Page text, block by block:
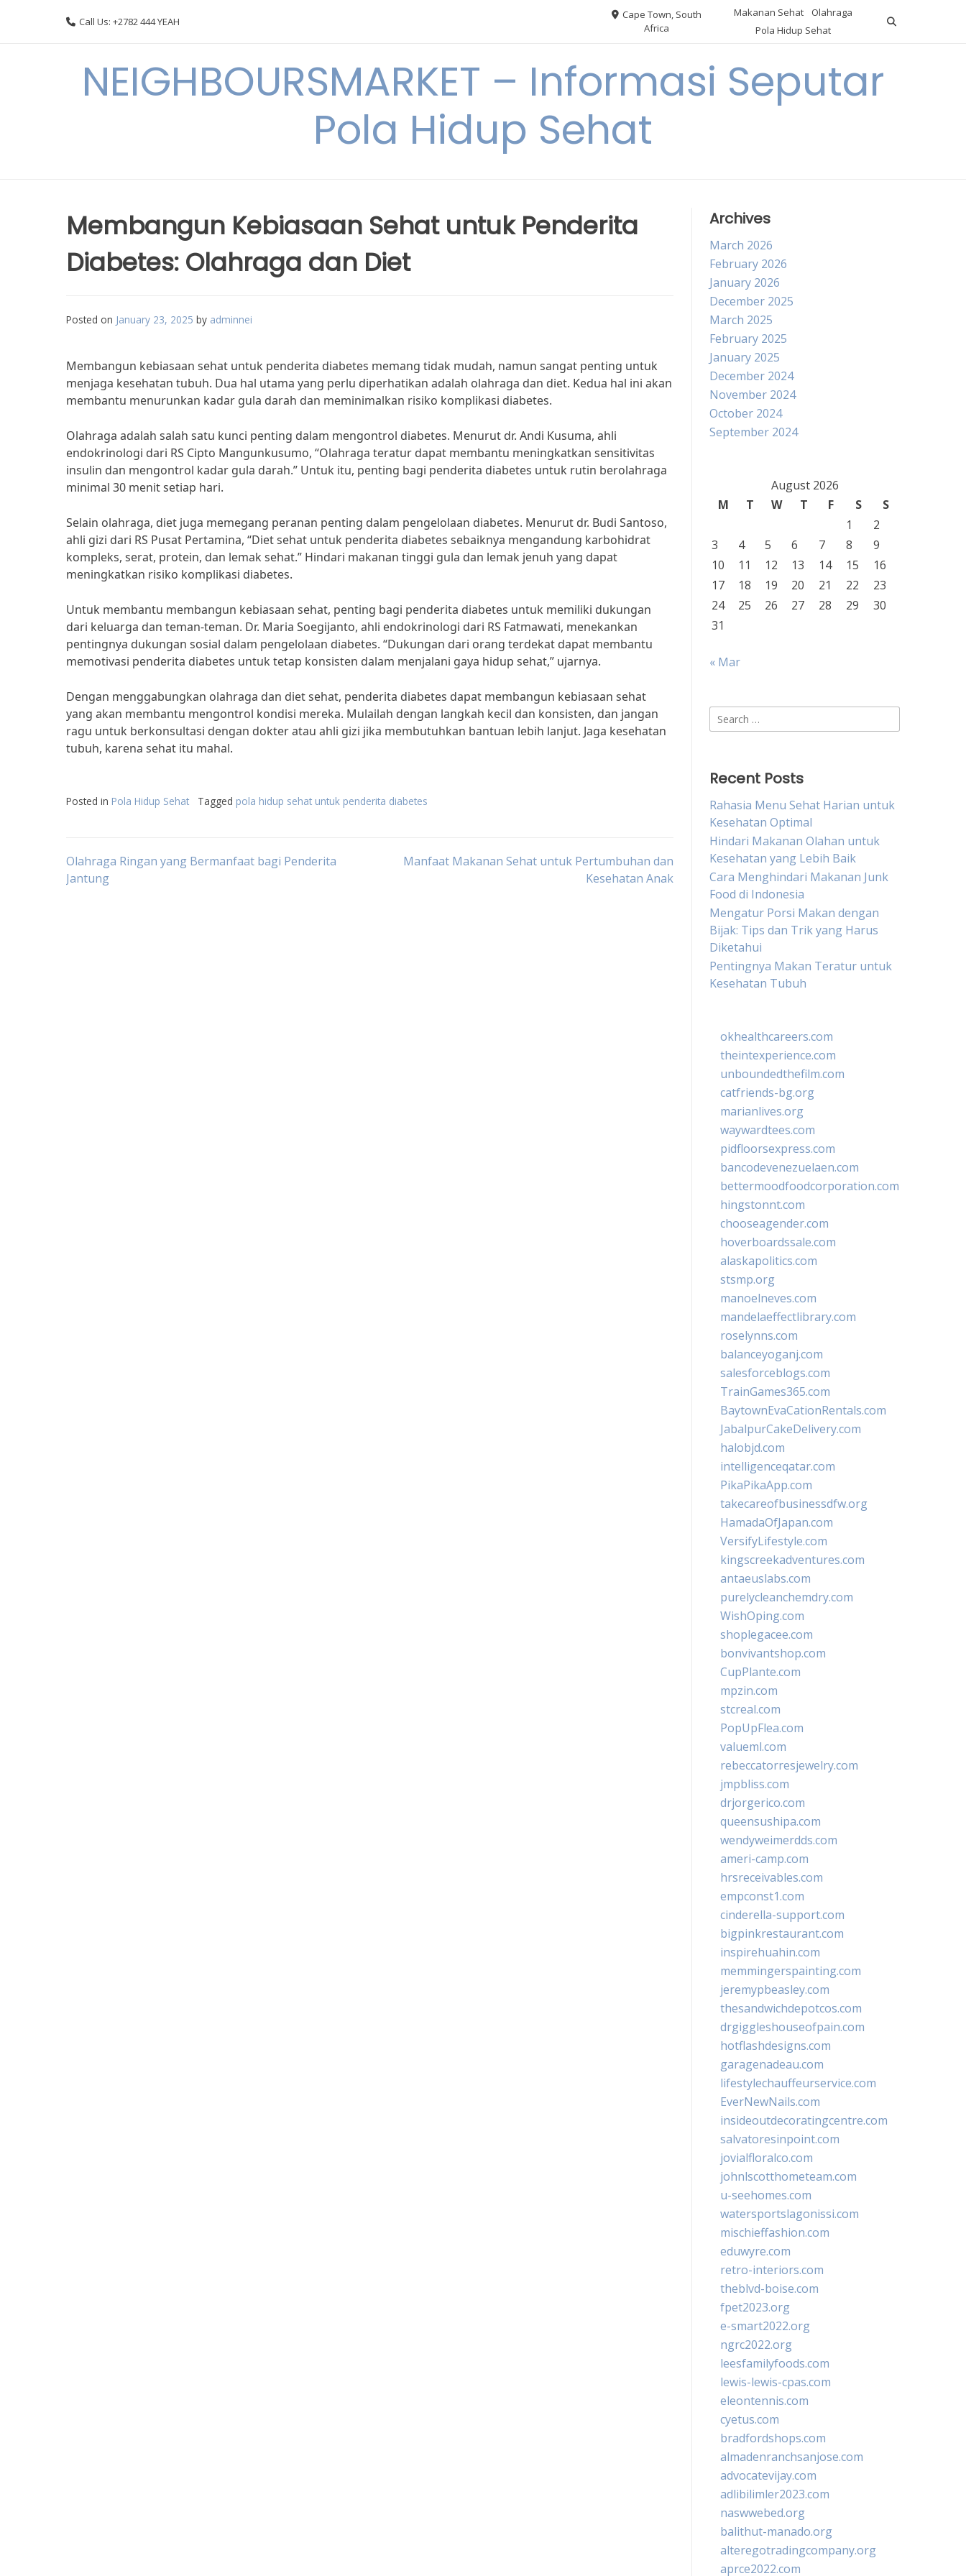
Call Us: +2782 444 YEAH
Cape Town, South
Africa
Makanan Sehat
Olahraga
Pola Hidup Sehat
NEIGHBOURSMARKET – Informasi Seputar
Pola Hidup Sehat
Membangun Kebiasaan Sehat untuk Penderita
Diabetes: Olahraga dan Diet
Posted on January 23, 2025 by adminnei
Membangun kebiasaan sehat untuk penderita diabetes memang tidak mudah, namun sangat penting untuk
menjaga kesehatan tubuh. Dua hal utama yang perlu diperhatikan adalah olahraga dan diet. Kedua hal ini akan
membantu menurunkan kadar gula darah dan meminimalkan risiko komplikasi diabetes.
Olahraga adalah salah satu kunci penting dalam mengontrol diabetes. Menurut dr. Andi Kusuma, ahli
endokrinologi dari RS Cipto Mangunkusumo, “Olahraga teratur dapat membantu meningkatkan sensitivitas
insulin dan mengontrol kadar gula darah.” Untuk itu, penting bagi penderita diabetes untuk rutin berolahraga
minimal 30 menit setiap hari.
Selain olahraga, diet juga memegang peranan penting dalam pengelolaan diabetes. Menurut dr. Budi Santoso,
ahli gizi dari RS Pusat Pertamina, “Diet sehat untuk penderita diabetes sebaiknya mengandung karbohidrat
kompleks, serat, protein, dan lemak sehat.” Hindari makanan tinggi gula dan lemak jenuh yang dapat
meningkatkan risiko komplikasi diabetes.
Untuk membantu membangun kebiasaan sehat, penting bagi penderita diabetes untuk memiliki dukungan
dari keluarga dan teman-teman. Dr. Maria Soegijanto, ahli endokrinologi dari RS Fatmawati, menekankan
pentingnya dukungan sosial dalam pengelolaan diabetes. “Dukungan dari orang terdekat dapat membantu
memotivasi penderita diabetes untuk tetap konsisten dalam menjalani gaya hidup sehat,” ujarnya.
Dengan menggabungkan olahraga dan diet sehat, penderita diabetes dapat membangun kebiasaan sehat
yang akan membantu mengontrol kondisi mereka. Mulailah dengan langkah kecil dan konsisten, dan jangan
ragu untuk berkonsultasi dengan dokter atau ahli gizi jika membutuhkan bantuan lebih lanjut. Jaga kesehatan
tubuh, karena sehat itu mahal.
Posted in Pola Hidup Sehat Tagged pola hidup sehat untuk penderita diabetes
Post
Olahraga Ringan yang Bermanfaat bagi Penderita
Jantung
Manfaat Makanan Sehat untuk Pertumbuhan dan
Kesehatan Anak
Archives
March 2026
February 2026
January 2026
December 2025
March 2025
February 2025
January 2025
December 2024
November 2024
October 2024
September 2024
August 2026
M
T W T F S
S
1
2
3
4 5 6 7 8
9
10
11 12 13 14 15
16
17
18 19 20 21 22
23
24
25 26 27 28 29
30
31
« Mar
Search
for:
Recent Posts
Rahasia Menu Sehat Harian untuk
Kesehatan Optimal
Hindari Makanan Olahan untuk
Kesehatan yang Lebih Baik
Cara Menghindari Makanan Junk
Food di Indonesia
Mengatur Porsi Makan dengan
Bijak: Tips dan Trik yang Harus
Diketahui
Pentingnya Makan Teratur untuk
Kesehatan Tubuh
okhealthcareers.com
theintexperience.com
unboundedthefilm.com
catfriends-bg.org
marianlives.org
waywardtees.com
pidfloorsexpress.com
bancodevenezuelaen.com
bettermoodfoodcorporation.com
hingstonnt.com
chooseagender.com
hoverboardssale.com
alaskapolitics.com
stsmp.org
manoelneves.com
mandelaeffectlibrary.com
roselynns.com
balanceyoganj.com
salesforceblogs.com
TrainGames365.com
BaytownEvaCationRentals.com
JabalpurCakeDelivery.com
halobjd.com
intelligenceqatar.com
PikaPikaApp.com
takecareofbusinessdfw.org
HamadaOfJapan.com
VersifyLifestyle.com
kingscreekadventures.com
antaeuslabs.com
purelycleanchemdry.com
WishOping.com
shoplegacee.com
bonvivantshop.com
CupPlante.com
mpzin.com
stcreal.com
PopUpFlea.com
valueml.com
rebeccatorresjewelry.com
jmpbliss.com
drjorgerico.com
queensushipa.com
wendyweimerdds.com
ameri-camp.com
hrsreceivables.com
empconst1.com
cinderella-support.com
bigpinkrestaurant.com
inspirehuahin.com
memmingerspainting.com
jeremypbeasley.com
thesandwichdepotcos.com
drgiggleshouseofpain.com
hotflashdesigns.com
garagenadeau.com
lifestylechauffeurservice.com
EverNewNails.com
insideoutdecoratingcentre.com
salvatoresinpoint.com
jovialfloralco.com
johnlscotthometeam.com
u-seehomes.com
watersportslagonissi.com
mischieffashion.com
eduwyre.com
retro-interiors.com
theblvd-boise.com
fpet2023.org
e-smart2022.org
ngrc2022.org
leesfamilyfoods.com
lewis-lewis-cpas.com
eleontennis.com
cyetus.com
bradfordshops.com
almadenranchsanjose.com
advocatevijay.com
adlibilimler2023.com
naswwebed.org
balithut-manado.org
alteregotradingcompany.org
aprce2022.com